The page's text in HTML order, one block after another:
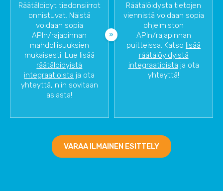
Räätälöidyt tiedonsiirrot
onnistuvat. Näistä
voidaan sopia
APIn/rajapinnan
mahdollisuuksien
mukaisesti. Lue lisää
räätälöidyistä
integraatioista ja ota
yhteyttä, niin sovitaan
asiasta!
Räätälöidystä tietojen
viennistä voidaan sopia
ohjelmiston
APIn/rajapinnan
puitteissa. Katso lisää
räätälöyidyistä
integraatioista ja ota
yhteyttä!
VARAA ILMAINEN ESITTELY